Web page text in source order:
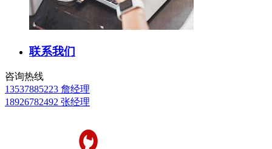
联系我们
咨询热线
13537885223 詹经理
18926782492 张经理